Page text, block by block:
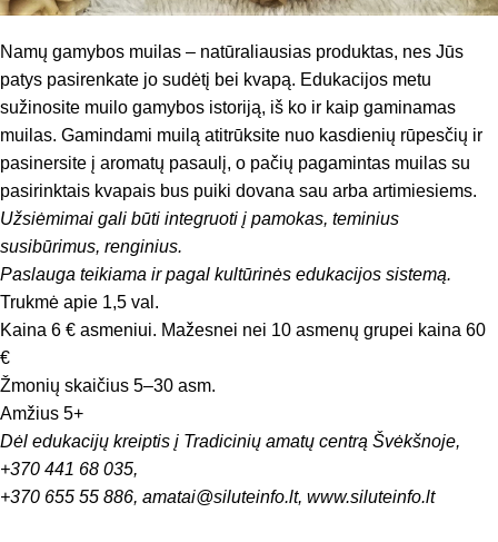
Namų gamybos muilas – natūraliausias produktas, nes Jūs
patys pasirenkate jo sudėtį bei kvapą. Edukacijos metu
sužinosite muilo gamybos istoriją, iš ko ir kaip gaminamas
muilas. Gamindami muilą atitrūksite nuo kasdienių rūpesčių ir
pasinersite į aromatų pasaulį, o pačių pagamintas muilas su
pasirinktais kvapais bus puiki dovana sau arba artimiesiems.
Užsiėmimai gali būti integruoti į pamokas, teminius
susibūrimus, renginius.
Paslauga teikiama ir pagal kultūrinės edukacijos sistemą.
Trukmė apie 1,5 val.
Kaina 6 € asmeniui. Mažesnei nei 10 asmenų grupei kaina 60
€
Žmonių skaičius 5–30 asm.
Amžius 5+
Dėl edukacijų kreiptis į Tradicinių amatų centrą Švėkšnoje,
+370 441 68 035,
+370 655 55 886, amatai@siluteinfo.lt, www.siluteinfo.lt